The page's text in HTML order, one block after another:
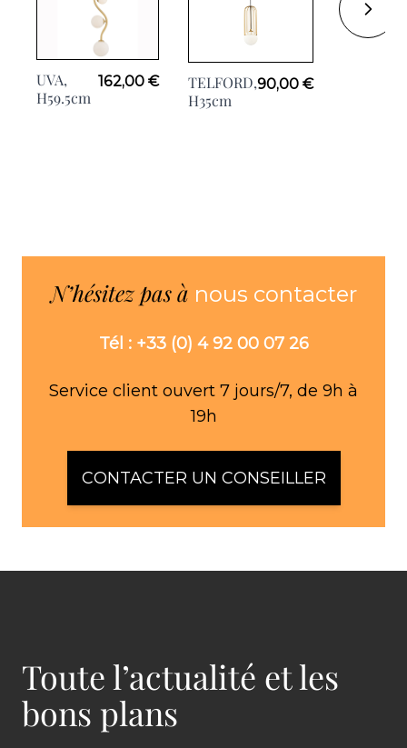
UVA,
H59.5cm
162,00 €
TELFORD,
H35cm
90,00 €
N’hésitez pas à nous contacter
Tél : +33 (0) 4 92 00 07 26
Service client ouvert 7 jours/7, de 9h à
19h
CONTACTER UN CONSEILLER
Toute l’actualité et les
bons plans